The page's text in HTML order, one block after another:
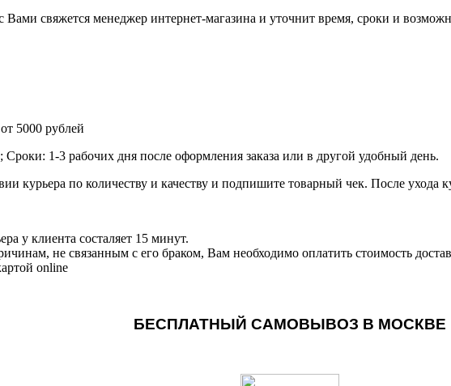
Вами свяжется менеджер интернет-магазина и уточнит время, сроки и
5000 рублей
Сроки: 1-3 рабочих дня после оформления заказа или в другой удобный день.
курьера по количеству и качеству и подпишите товарный чек. После ухода
у клиента состаляет 15 минут.
не связанным с его браком, Вам необходимо оплатить стоимость
online
БЕСПЛАТНЫЙ САМОВЫВОЗ В МОСКВЕ